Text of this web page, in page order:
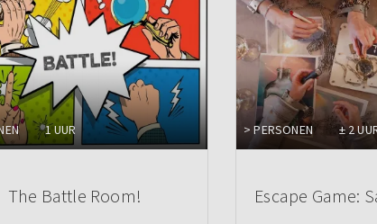
1 UUR
The Battle Room!
> PERSONEN ± 2
Escape Game: